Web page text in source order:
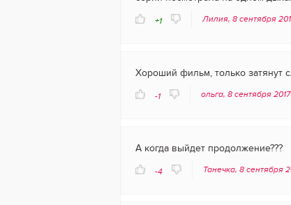
+1 Лилия, 8 сентября
Хороший фильм, только затянут
-1 ольга, 8 сентября
А когда выйдет продолжение???
-4 Танечка, 8 сентября